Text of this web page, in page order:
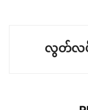
လွတ်လပ်